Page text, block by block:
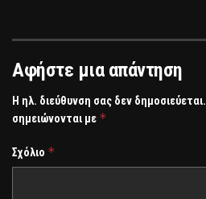
Αφήστε μια απάντηση
Η ηλ. διεύθυνση σας δεν δημοσιεύεται.
σημειώνονται με *
Σχόλιο *